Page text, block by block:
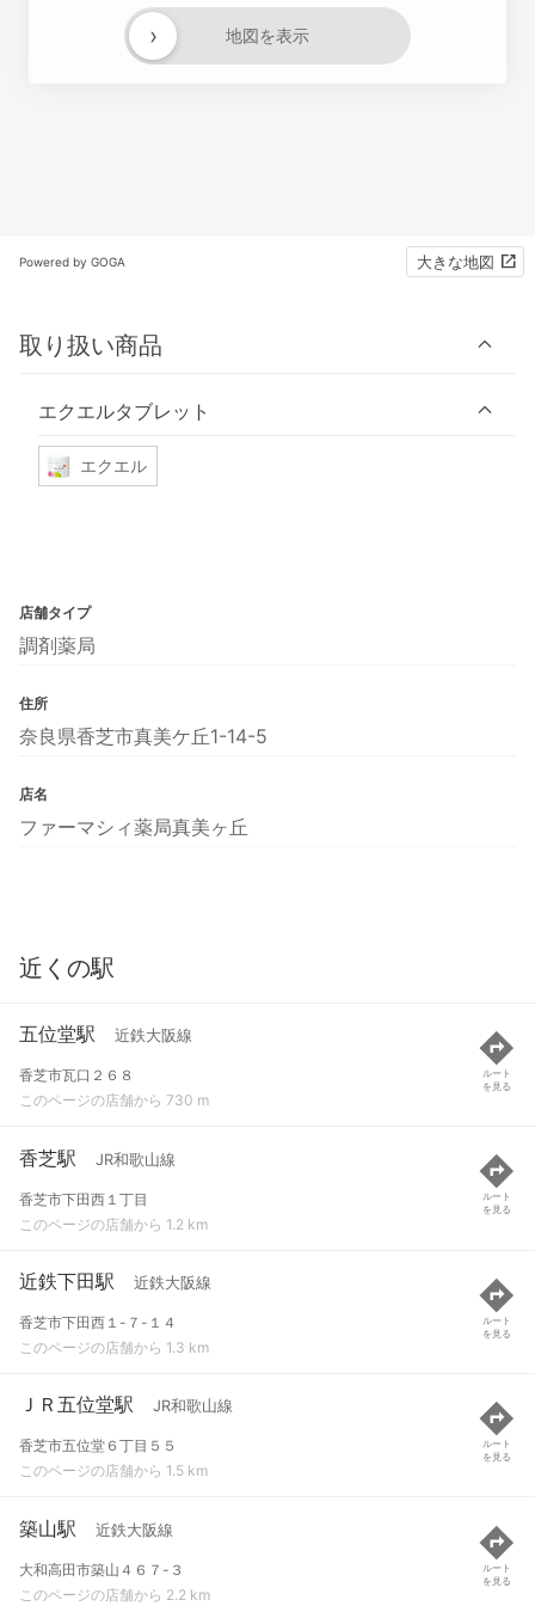
地図を表示
›
Powered by GOGA 大きな地図
取り扱い商品
エクエルタブレット
エクエル
店舗タイプ
調剤薬局
住所
奈良県香芝市真美ケ丘1-14-5
店名
ファーマシィ薬局真美ヶ丘
近くの駅
五位堂駅 近鉄大阪線
香芝市瓦口２６８
このページの店舗から 730 m
ルート
を見る
香芝駅 JR和歌山線
香芝市下田西１丁目
このページの店舗から 1.2 km
ルート
を見る
近鉄下田駅 近鉄大阪線
香芝市下田西１-７-１４
このページの店舗から 1.3 km
ルート
を見る
ＪＲ五位堂駅 JR和歌山線
香芝市五位堂６丁目５５
このページの店舗から 1.5 km
ルート
を見る
築山駅 近鉄大阪線
大和高田市築山４６７-３
このページの店舗から 2.2 km
ルート
を見る